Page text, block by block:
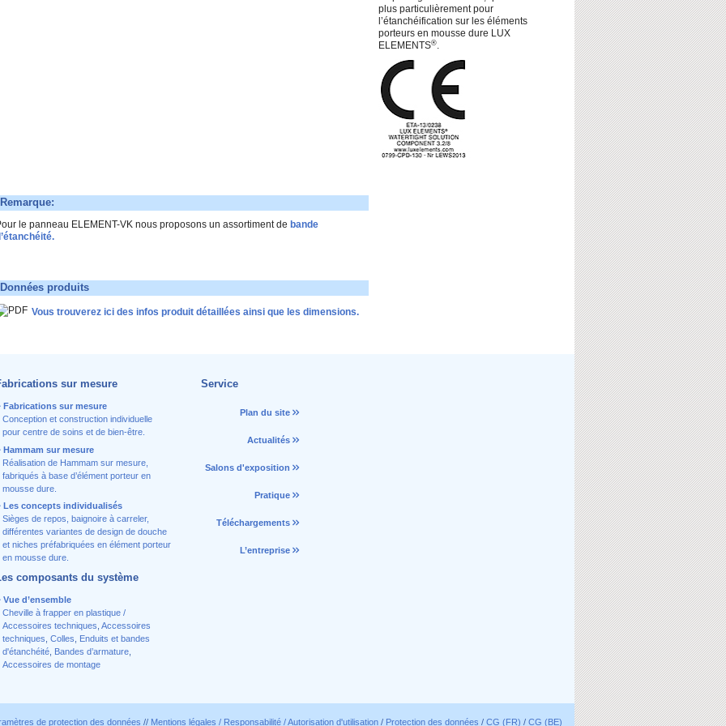
plus particulièrement pour
l’étanchéification sur les éléments
porteurs en mousse dure LUX
ELEMENTS®.
Remarque:
le panneau ELEMENT-VK nous proposons un assortiment de bande
Données produits
Vous trouverez ici des infos produit détaillées ainsi que les dimensions.
sur mesure
Fabrications sur mesure
Conception et construction individuelle
pour centre de soins et de bien-être.
Hammam sur mesure
Réalisation de Hammam sur mesure,
fabriqués à base d’élément porteur en
mousse dure.
Les concepts individualisés
Sièges de repos, baignoire à carreler,
différentes variantes de design de douche
et niches préfabriquées en élément porteur
en mousse dure.
composants du système
Vue d’ensemble
Cheville à frapper en plastique /
Accessoires techniques Accessoires
techniques Colles
Enduits et bandes
d'étanchéité, Bandes d’armature,
Accessoires de montage
Service
Plan du site
Actualités
Salons d'exposition
Pratique
Téléchargements
L’entreprise
de protection des données // Mentions légales / Responsabilité / Autorisation d'utilisation / Protection des données / CG (FR) / CG (BE)